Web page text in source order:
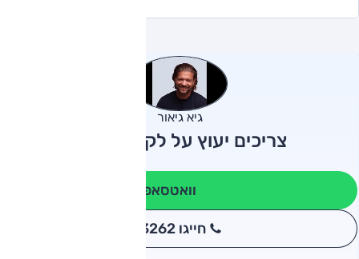
גיא גיאור
צריכים יעוץ על לקסוס NX?
וואטסאפ
חייגו 3262